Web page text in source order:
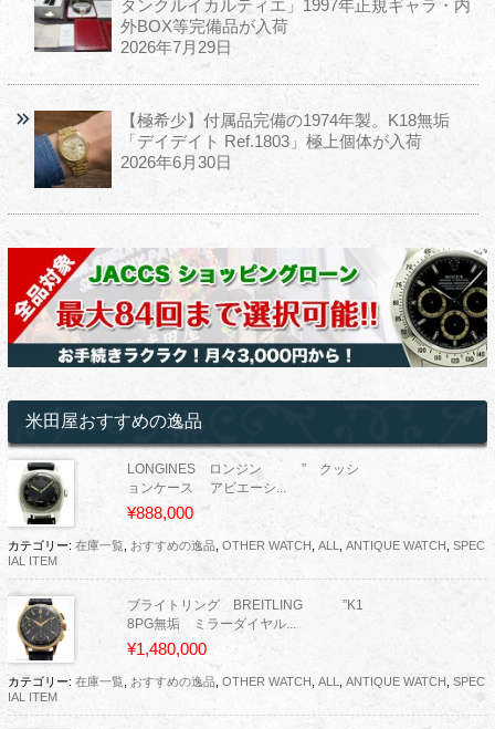
タンクルイカルティエ」1997年正規ギャラ・内
外BOX等完備品が入荷
2026年7月29日
【極希少】付属品完備の1974年製。K18無垢
「デイデイト Ref.1803」極上個体が入荷
2026年6月30日
米田屋おすすめの逸品
LONGINES ロンジン ” クッシ
ョンケース アビエーシ...
¥888,000
カテゴリー: 在庫一覧, おすすめの逸品, OTHER WATCH ALL ANTIQUE WATCH SPEC
IAL ITEM
ブライトリング BREITLING ”K1
8PG無垢 ミラーダイヤル...
¥1,480,000
カテゴリー: 在庫一覧, おすすめの逸品, OTHER WATCH ALL ANTIQUE WATCH SPEC
IAL ITEM